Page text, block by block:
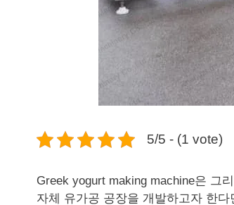
5/5 - (1 vote)
Greek yogurt making machine은 그
자체 유가공 공장을 개발하고자 한